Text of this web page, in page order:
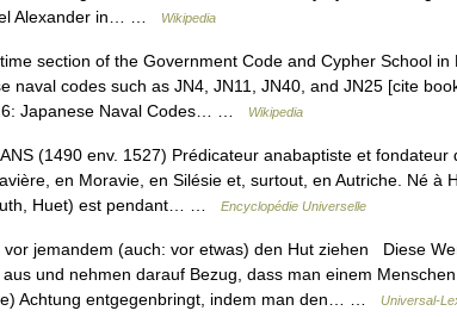
Alexander in… …
Wikipedia
section of the Government Code and Cypher School in
naval codes such as JN4, JN11, JN40, and JN25 [cite
Japanese Naval Codes… …
Wikipedia
(1490 env. 1527) Prédicateur anabaptiste et fondateur
en Moravie, en Silésie et, surtout, en Autriche. Né à
Huet) est pendant… …
Encyclopédie Universelle
jemandem (auch: vor etwas) den Hut ziehen Diese
und nehmen darauf Bezug, dass man einem
Achtung entgegenbringt, indem man den… …
Universal-